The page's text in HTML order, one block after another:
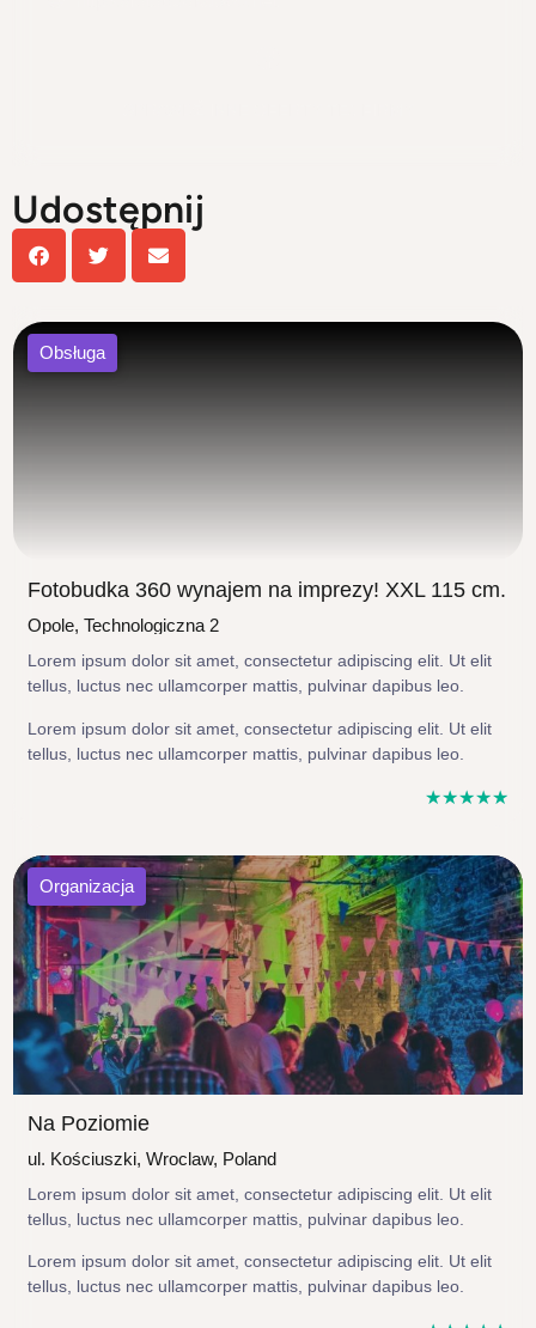
Udostępnij
Obsługa
Fotobudka 360 wynajem na imprezy! XXL 115 cm.
Opole, Technologiczna 2
Lorem ipsum dolor sit amet, consectetur adipiscing elit. Ut elit
tellus, luctus nec ullamcorper mattis, pulvinar dapibus leo.
Lorem ipsum dolor sit amet, consectetur adipiscing elit. Ut elit
tellus, luctus nec ullamcorper mattis, pulvinar dapibus leo.
☆☆☆☆☆
Organizacja
Na Poziomie
ul. Kościuszki, Wroclaw, Poland
Lorem ipsum dolor sit amet, consectetur adipiscing elit. Ut elit
tellus, luctus nec ullamcorper mattis, pulvinar dapibus leo.
Lorem ipsum dolor sit amet, consectetur adipiscing elit. Ut elit
tellus, luctus nec ullamcorper mattis, pulvinar dapibus leo.